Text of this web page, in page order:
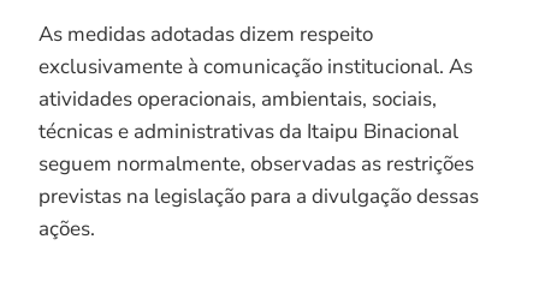
As medidas adotadas dizem respeito
exclusivamente à comunicação institucional. As
atividades operacionais, ambientais, sociais,
técnicas e administrativas da Itaipu Binacional
seguem normalmente, observadas as restrições
previstas na legislação para a divulgação dessas
ações.